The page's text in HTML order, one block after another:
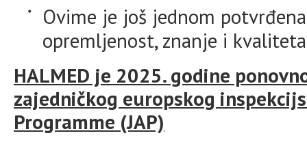
Ovime je još jednom
opremljenost, znanje i
HALMED je 2025. godine
zajedničkog europskog
Programme (JAP)